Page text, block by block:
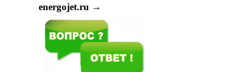
energojet.ru →